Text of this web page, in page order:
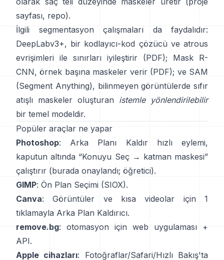
sayfası, repo).
İlgili segmentasyon çalışmaları da faydalıdır:
DeepLabv3+, bir kodlayıcı-kod çözücü ve atrous
evrişimleri ile sınırları iyileştirir (PDF);
Mask R-
CNN, örnek başına maskeler verir (PDF); ve SAM
(Segment Anything), bilinmeyen görüntülerde sıfır
atışlı maskeler oluşturan istemle yönlendirilebilir
bir temel modeldir.
Popüler araçlar ne yapar
Photoshop: Arka Planı Kaldırhızlı eylemi,
kaputun altında “Konuyu Seç → katman maskesi”
çalıştırır (burada onaylandı; öğretici).
GIMP: Ön Plan Seçimi (SIOX).
Canva: Görüntüler ve kısa videolar için 1
tıklamayla Arka Plan Kaldırıcı.
remove.bg: otomasyon için web uygulaması +
API.
Apple cihazları: Fotoğraflar/Safari/Hızlı Bakış'ta